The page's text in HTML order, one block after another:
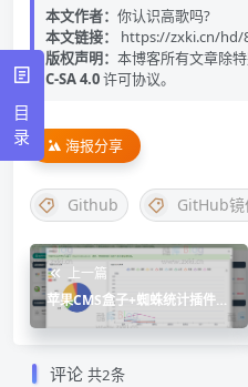
本文作者： 你认识高歌吗?
本文链接：
https://zxki.cn/hd/
版权声明： 本博客所有文章除
C-SA 4.0许可协议。
海报分享
Github GitHub镜
上一篇
苹果CMS盒子+蜘蛛统计插件安
评论 共2条
目
录